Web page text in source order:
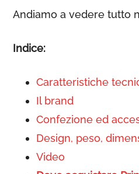
Andiamo a vedere tutto
Indice:
Caratteristiche
Il brand
Confezione ed
Design, peso,
Video